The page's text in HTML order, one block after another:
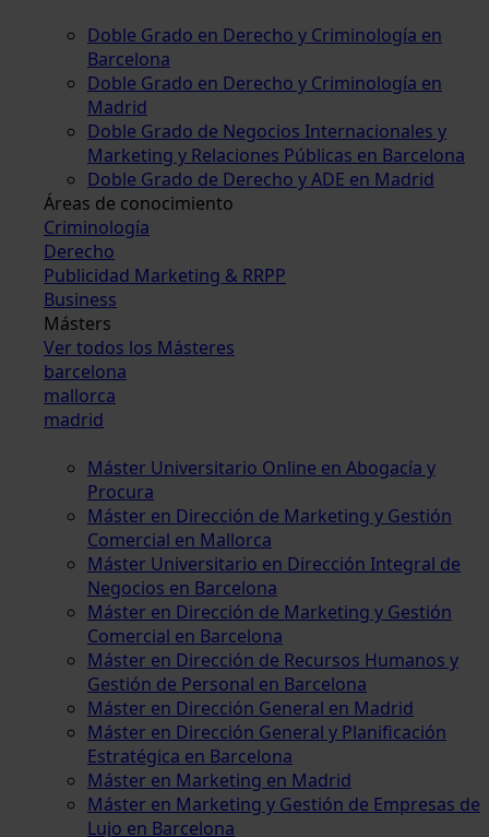
Doble Grado en Derecho y Criminología en
Barcelona
Doble Grado en Derecho y Criminología en
Madrid
Doble Grado de Negocios Internacionales y
Marketing y Relaciones Públicas en Barcelona
Doble Grado de Derecho y ADE en Madrid
Áreas de conocimiento
Criminología
Derecho
Publicidad Marketing & RRPP
Business
Másters
Ver todos los Másteres
barcelona
mallorca
madrid
Máster Universitario Online en Abogacía y
Procura
Máster en Dirección de Marketing y Gestión
Comercial en Mallorca
Máster Universitario en Dirección Integral de
Negocios en Barcelona
Máster en Dirección de Marketing y Gestión
Comercial en Barcelona
Máster en Dirección de Recursos Humanos y
Gestión de Personal en Barcelona
Máster en Dirección General en Madrid
Máster en Dirección General y Planificación
Estratégica en Barcelona
Máster en Marketing en Madrid
Máster en Marketing y Gestión de Empresas de
Lujo en Barcelona